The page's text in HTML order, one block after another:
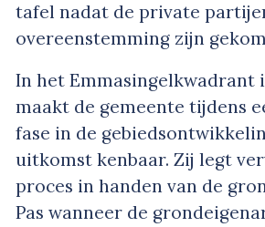
tafel nadat de private
overeenstemming zijn
In het Emmasingelkwadrant
maakt de gemeente tijdens
fase in de
uitkomst kenbaar. Zij legt
proces in handen van de
Pas wanneer de